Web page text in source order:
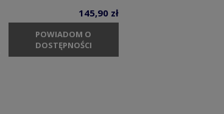
145,90 zł
POWIADOM O
DOSTĘPNOŚCI